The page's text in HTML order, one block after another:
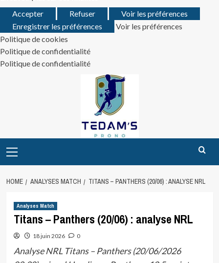
Accepter
Refuser
Voir les préférences
Enregistrer les préférences
Voir les préférences
Politique de cookies
Politique de confidentialité
Politique de confidentialité
Menu
HOME ANALYSES MATCH TITANS – PANTHERS (20/06) : ANALYSE NRL
Analyses Match
Titans – Panthers (20/06) : analyse NRL
18 juin 2026 0
Analyse NRL Titans – Panthers (20/06/2026